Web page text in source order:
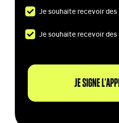
Je souhaite recevoir
Je souhaite recevoir